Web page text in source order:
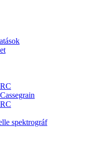
spekt­ro­gráf